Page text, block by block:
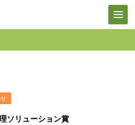
ソリューション賞